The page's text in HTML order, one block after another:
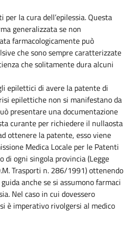
la cura dell’epilessia. Questa
generalizzata se non
farmacologicamente può
che sono sempre caratterizzate
che solitamente dura alcuni
epilettici di avere la patente di
epilettiche non si manifestano da
presentare una documentazione
curante per richiedere il nullaosta
ottenere la patente, esso viene
Medica Locale per le Patenti
di ogni singola provincia (Legge
Trasporti n. 286/1991) ottenendo
anche se si assumono farmaci
Nel caso in cui dovessero
è imperativo rivolgersi al medico